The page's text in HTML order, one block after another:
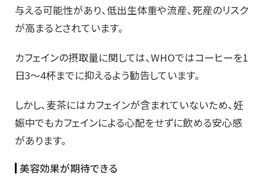
与える可能性があり、低出生体重や流産、死産のリスク
が高まるとされています。
カフェインの摂取量に関しては、WHOではコーヒーを1
日3〜4杯までに抑えるよう勧告しています。
しかし、麦茶にはカフェインが含まれていないため、妊
娠中でもカフェインによる心配をせずに飲める安心感
があります。
美容効果が期待できる